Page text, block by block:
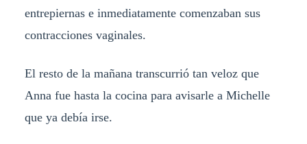
entrepiernas e inmediatamente comenzaban sus
contracciones vaginales.
El resto de la mañana transcurrió tan veloz que
Anna fue hasta la cocina para avisarle a Michelle
que ya debía irse.